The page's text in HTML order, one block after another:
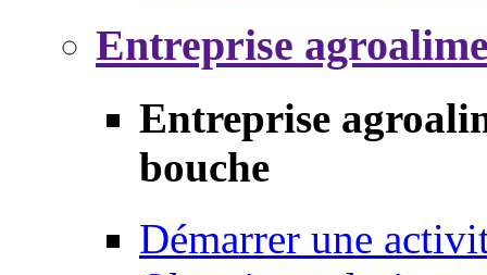
Entreprise
Entreprise
bouche
Démarrer une